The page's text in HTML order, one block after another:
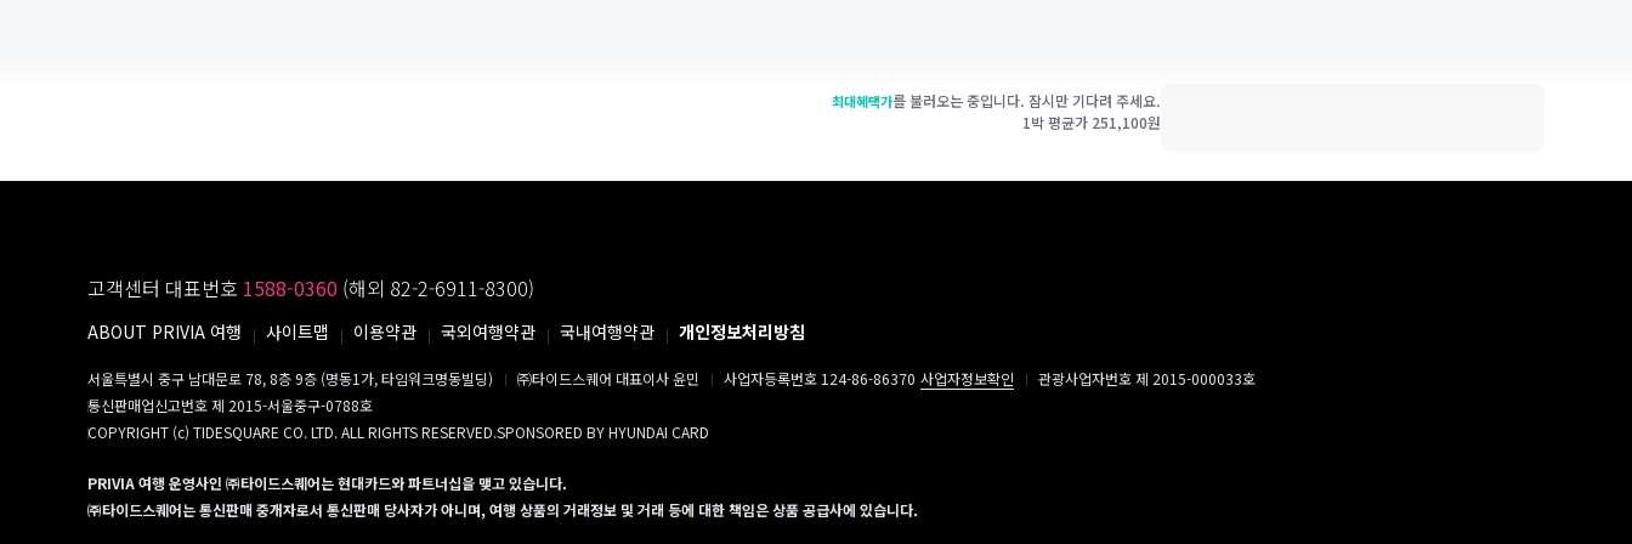
최대혜택가를 불러오는 중입니다. 잠시만 기다려 주세요.
1박 평균가 251,100원
고객센터 대표번호 1588-0360 (해외 82-2-6911-8300)
ABOUT PRIVIA 여행 사이트맵 이용약관 국외여행약관 국내여행약관 개인정보처리방침
서울특별시 중구 남대문로 78, 8층 9층 (명동1가, 타임워크명동빌딩) ㈜타이드스퀘어 대표이사 윤민 사업자등록번호 124-86-86370 사업자정보확인
관광사업자번호 제 2015-000033호
통신판매업신고번호 제 2015-서울중구-0788호
COPYRIGHT (c) TIDESQUARE CO. LTD. ALL RIGHTS RESERVED.SPONSORED BY HYUNDAI CARD
PRIVIA 여행 운영사인 ㈜타이드스퀘어는 현대카드와 파트너십을 맺고 있습니다.
㈜타이드스퀘어는 통신판매 중개자로서 통신판매 당사자가 아니며, 여행 상품의 거래정보 및 거래 등에 대한 책임은 상품 공급사에 있습니다.